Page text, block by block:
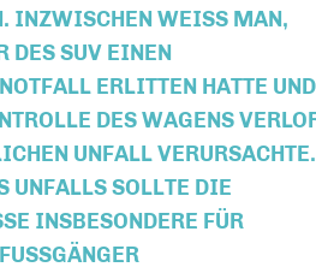
WEISS MAN, DAS
SUV EINEN MED
ERLITTEN HATTE UND DAD
DES WAGENS VERLOR
UNFALL VERURSACHTE. IN
SOLLTE DIE INV
FÜR RADF
VERKE